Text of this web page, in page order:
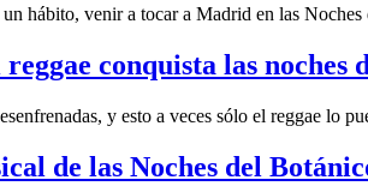
un hábito, venir a tocar a Madrid en las
conquista las noches
y esto a veces sólo el reggae lo
de las Noches del